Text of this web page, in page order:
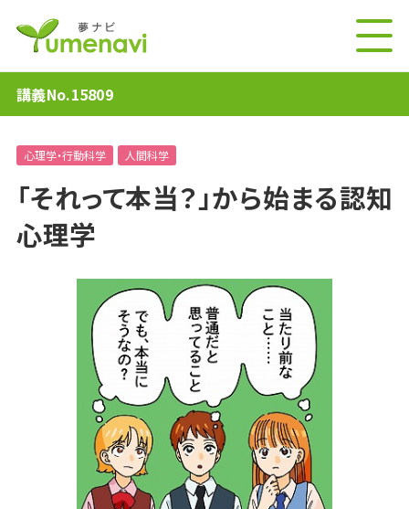
講義No.15809
心理学・行動科学 人間科学
「それって本当？」から始まる認知
心理学